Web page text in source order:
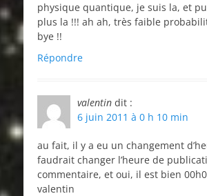
physique quantique, je suis la, et
plus la !!! ah ah, très faible
bye !!
Répondre
valentin dit :
6 juin 2011 à 0 h 10 min
au fait, il y a eu un changement
faudrait changer l’heure de
commentaire, et oui, il est bien
valentin